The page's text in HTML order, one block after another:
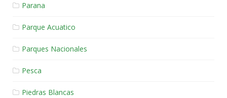
Parana
Parque Acuatico
Parques Nacionales
Pesca
Piedras Blancas